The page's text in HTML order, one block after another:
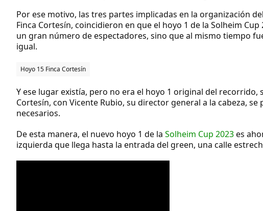
Por ese motivo, las tres partes implicadas en la organización
Finca Cortesín, coincidieron en que el hoyo 1 de la Solheim
un gran número de espectadores, sino que al mismo tiempo
igual.
Hoyo 15 Finca Cortesín
Y ese lugar existía, pero no era el hoyo 1 original del recorrido,
Cortesín, con Vicente Rubio, su director general a la cabeza,
necesarios.
De esta manera, el nuevo hoyo 1 de la Solheim Cup 2023es
izquierda que llega hasta la entrada del green, una calle